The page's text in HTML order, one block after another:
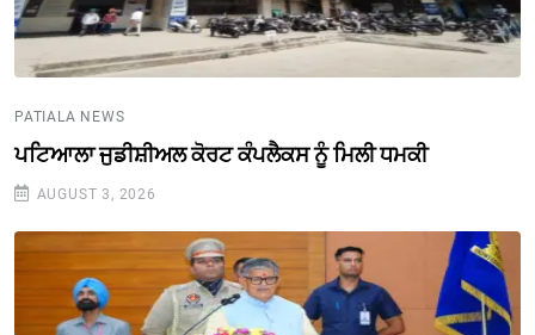
PATIALA NEWS
ਪਟਿਆਲਾ ਜੁਡੀਸ਼ੀਅਲ ਕੋਰਟ ਕੰਪਲੈਕਸ ਨੂੰ ਮਿਲੀ ਧਮਕੀ
AUGUST 3, 2026